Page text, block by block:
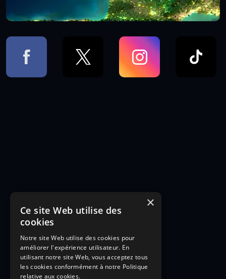
×
Ce site Web utilise des
cookies
Notre site Web utilise des cookies pour
améliorer l'expérience utilisateur. En
utilisant notre site Web, vous acceptez tous
les cookies conformément à notre Politique
relative aux cookies.